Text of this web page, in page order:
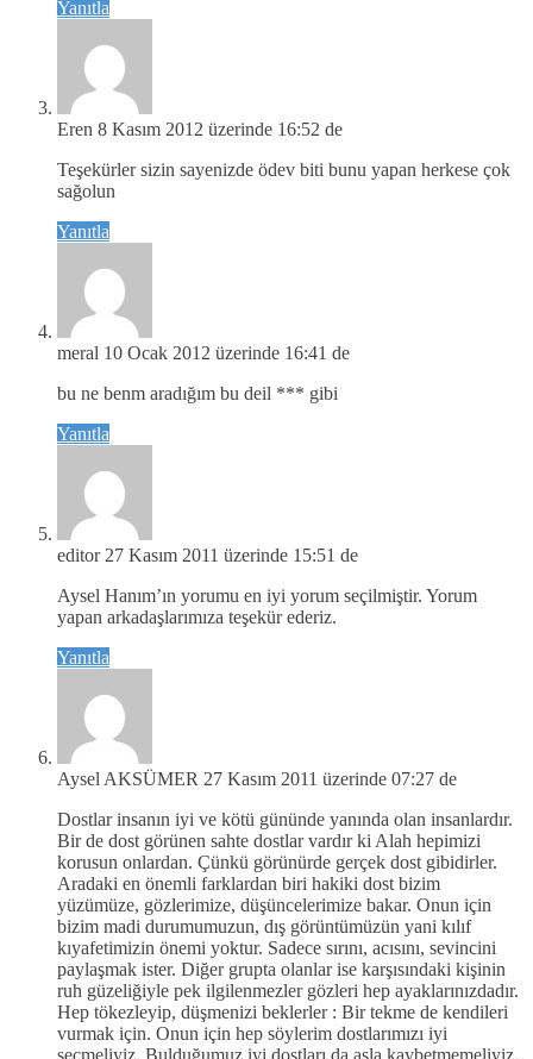
Yanıtla
Eren 8 Kasım 2012 üzerinde 16:52 de
Teşekürler sizin sayenizde ödev biti bunu yapan herkese çok
sağolun
Yanıtla
meral 10 Ocak 2012 üzerinde 16:41 de
bu ne benm aradığım bu deil *** gibi
Yanıtla
editor 27 Kasım 2011 üzerinde 15:51 de
Aysel Hanım’ın yorumu en iyi yorum seçilmiştir. Yorum
yapan arkadaşlarımıza teşekür ederiz.
Yanıtla
Aysel AKSÜMER 27 Kasım 2011 üzerinde 07:27 de
Dostlar insanın iyi ve kötü gününde yanında olan insanlardır.
Bir de dost görünen sahte dostlar vardır ki Alah hepimizi
korusun onlardan. Çünkü görünürde gerçek dost gibidirler.
Aradaki en önemli farklardan biri hakiki dost bizim
yüzümüze, gözlerimize, düşüncelerimize bakar. Onun için
bizim madi durumumuzun, dış görüntümüzün yani kılıf
kıyafetimizin önemi yoktur. Sadece sırını, acısını, sevincini
paylaşmak ister. Diğer grupta olanlar ise karşısındaki kişinin
ruh güzeliğiyle pek ilgilenmezler gözleri hep ayaklarınızdadır.
Hep tökezleyip, düşmenizi beklerler : Bir tekme de kendileri
vurmak için. Onun için hep söylerim dostlarımızı iyi